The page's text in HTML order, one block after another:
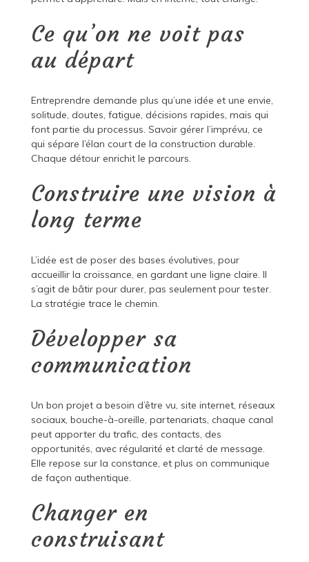
Ce qu’on ne voit pas
au départ
Entreprendre demande plus qu’une idée et une envie,
solitude, doutes, fatigue, décisions rapides, mais qui
font partie du processus. Savoir gérer l’imprévu, ce
qui sépare l’élan court de la construction durable.
Chaque détour enrichit le parcours.
Construire une vision à
long terme
L’idée est de poser des bases évolutives, pour
accueillir la croissance, en gardant une ligne claire. Il
s’agit de bâtir pour durer, pas seulement pour tester.
La stratégie trace le chemin.
Développer sa
communication
Un bon projet a besoin d’être vu, site internet, réseaux
sociaux, bouche-à-oreille, partenariats, chaque canal
peut apporter du trafic, des contacts, des
opportunités, avec régularité et clarté de message.
Elle repose sur la constance, et plus on communique
de façon authentique.
Changer en
construisant